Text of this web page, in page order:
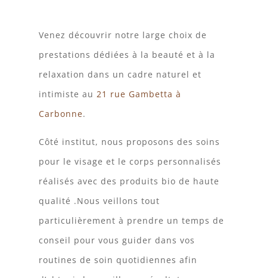
Venez découvrir notre large choix de
prestations dédiées à la beauté et à la
relaxation dans un cadre naturel et
intimiste au 21 rue Gambetta à
Carbonne.
Côté institut, nous proposons des soins
pour le visage et le corps personnalisés
réalisés avec des produits bio de haute
qualité .Nous veillons tout
particulièrement à prendre un temps de
conseil pour vous guider dans vos
routines de soin quotidiennes afin